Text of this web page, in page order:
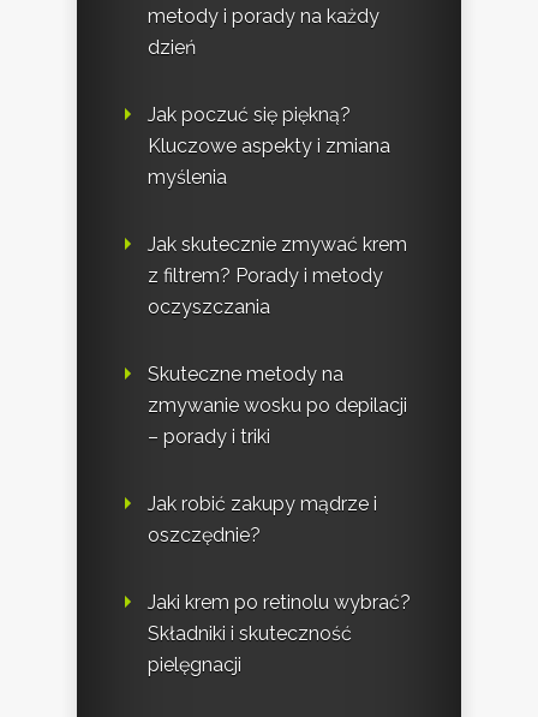
metody i porady na każdy
dzień
Jak poczuć się piękną?
Kluczowe aspekty i zmiana
myślenia
Jak skutecznie zmywać krem
z filtrem? Porady i metody
oczyszczania
Skuteczne metody na
zmywanie wosku po depilacji
– porady i triki
Jak robić zakupy mądrze i
oszczędnie?
Jaki krem po retinolu wybrać?
Składniki i skuteczność
pielęgnacji